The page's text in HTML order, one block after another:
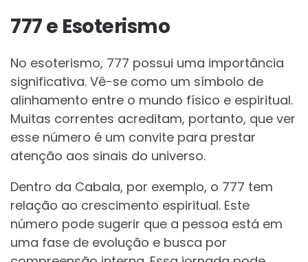
777 e Esoterismo
No esoterismo, 777 possui uma importância
significativa. Vê-se como um símbolo de
alinhamento entre o mundo físico e espiritual.
Muitas correntes acreditam, portanto, que ver
esse número é um convite para prestar
atenção aos sinais do universo.
Dentro da Cabala, por exemplo, o 777 tem
relação ao crescimento espiritual. Este
número pode sugerir que a pessoa está em
uma fase de evolução e busca por